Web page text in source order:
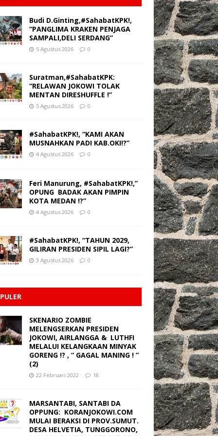
Budi D.Ginting,#SahabatKPK!,
“PANGLIMA KRAKEN PENJAGA
SAMPALI,DELI SERDANG”
5 Agustus 2026 0
Suratman,#SahabatKPK:
“RELAWAN JOKOWI TOLAK
MENTAN DIRESHUFFLE !”
5 Agustus 2026 0
#SahabatKPK!, “KAMI AKAN
MUSNAHKAN PADI KAB.OKI!?”
4 Agustus 2026 0
Feri Manurung, #SahabatKPK!,”
OPUNG BADAK AKAN PIMPIN
KOTA MEDAN !?”
4 Agustus 2026 0
#SahabatKPK!, “TAHUN 2029,
GILIRAN PRESIDEN SIPIL LAGI?”
3 Agustus 2026 0
SKENARIO ZOMBIE
MELENGSERKAN PRESIDEN
JOKOWI, AIRLANGGA & LUTHFI
MELALUI KELANGKAAN MINYAK
GORENG !? , “ GAGAL MANING ! ”
(2)
22 Februari 2022 18
MARSANTABI, SANTABI DA
OPPUNG: KORANJOKOWI.COM
MULAI BERAKSI DI PROV.SUMUT.
DESA HELVETIA, TUNGGORONO,